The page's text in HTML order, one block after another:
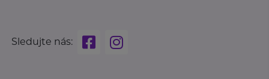
Sledujte nás: